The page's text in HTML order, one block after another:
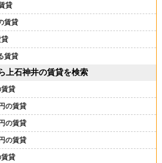
貸
賃貸
貸
賃貸
上石神井の賃貸を検索
賃貸
の賃貸
の賃貸
の賃貸
賃貸